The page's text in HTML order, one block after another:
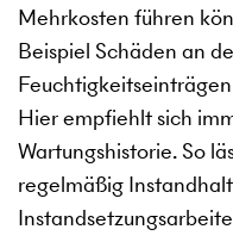
Mehrkosten führen
Beispiel Schäden an
Hier empfiehlt sich
Wartungshistorie. So
regelmäßig